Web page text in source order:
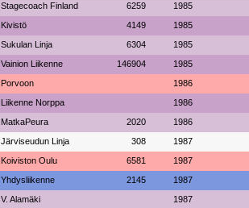
Stagecoach Finland 6259 1985
Kivistö 4149 1985
Sukulan Linja 6304 1985
Vainion Liikenne 146904 1985
Porvoon 1986
Liikenne Norppa 1986
MatkaPeura 2020 1986
Järviseudun Linja 308 1987
Koiviston Oulu 6581 1987
Yhdysliikenne 2145 1987
V. Alamäki 1987